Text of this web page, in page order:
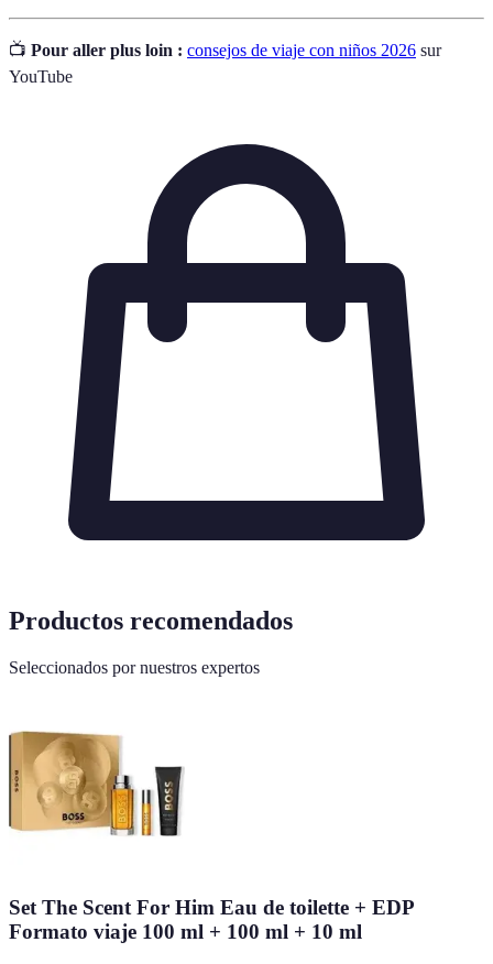
📺 Pour aller plus loin : consejos de viaje con niños 2026 sur
YouTube
Productos recomendados
Seleccionados por nuestros expertos
Set The Scent For Him Eau de toilette + EDP
Formato viaje 100 ml + 100 ml + 10 ml